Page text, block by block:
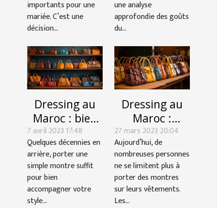
importants pour une
mariée. C’est une
décision...
une analyse
approfondie des goûts
du...
Dressing au
Maroc : bien
choisir vos
sacoches et
sacs à main
7 avril 2023 17:48
Quelques décennies en
arrière, porter une
simple montre suffit
pour bien
accompagner votre
style...
Dressing au
Maroc :
Comment
bien choisir
vos sacoches
et sacs à main
?
27 mars 2023 20:04
Aujourd’hui, de
nombreuses personnes
ne se limitent plus à
porter des montres
sur leurs vêtements.
Les...